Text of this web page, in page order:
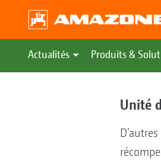
Actualités Produits &
Unité